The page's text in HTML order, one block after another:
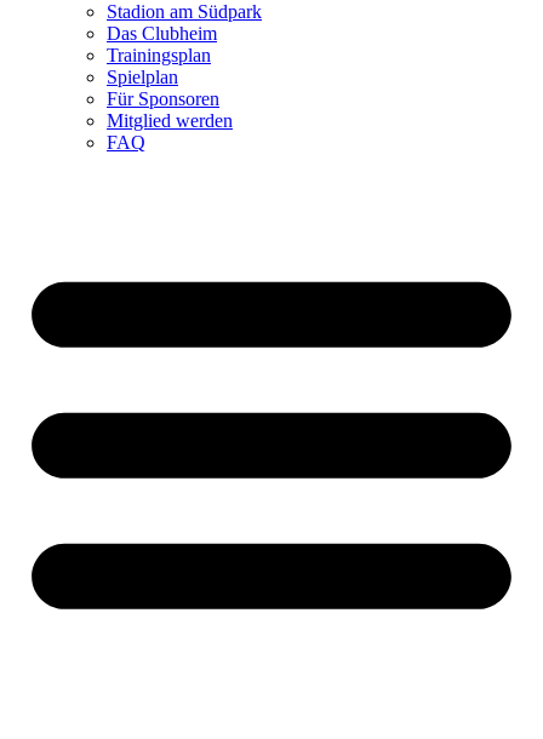
Stadion am Südpark
Das Clubheim
Trainingsplan
Spielplan
Für Sponsoren
Mitglied werden
FAQ